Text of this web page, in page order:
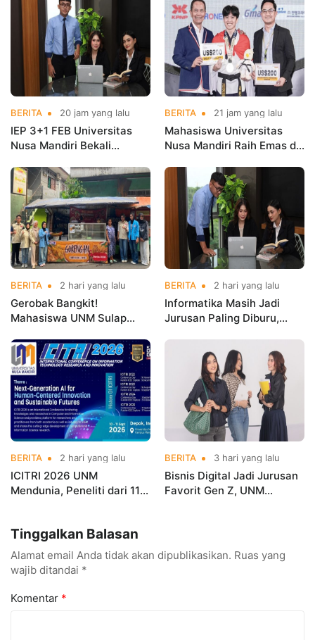
BERITA 20 jam yang lalu
IEP 3+1 FEB Universitas
Nusa Mandiri Bekali
Kerja Sebelum Lulus
BERITA 21 jam yang lalu
Mahasiswa Universitas
Nusa Mandiri Raih Emas di
Indonesia Open
Championships 2026
BERITA 2 hari yang lalu
Gerobak Bangkit!
Mahasiswa UNM Sulap
Menarik dan Laris
BERITA 2 hari yang lalu
Informatika Masih Jadi
Jurusan Paling Diburu,
hingga Cyber Security
BERITA 2 hari yang lalu
ICITRI 2026 UNM
Mendunia, Peneliti dari 11
BERITA 3 hari yang lalu
Bisnis Digital Jadi Jurusan
Favorit Gen Z, UNM
Tinggalkan Balasan
Alamat email Anda tidak akan dipublikasikan. Ruas yang
wajib ditandai *
Komentar *